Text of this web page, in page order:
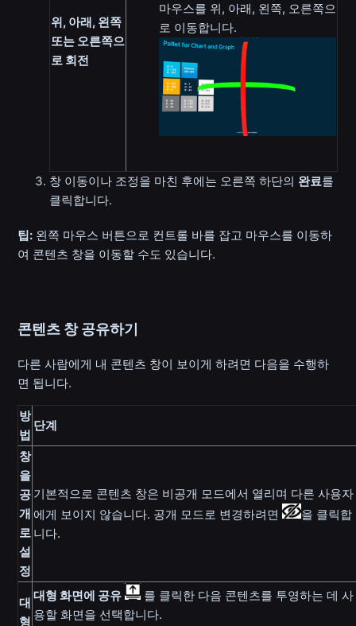
위, 아래, 왼쪽
또는 오른쪽으
로 회전
마우스를 위, 아래, 왼쪽, 오른쪽으
로 이동합니다.
창 이동이나 조정을 마친 후에는 오른쪽 하단의 완료를
클릭합니다.
팁: 왼쪽 마우스 버튼으로 컨트롤 바를 잡고 마우스를 이동하
여 콘텐츠 창을 이동할 수도 있습니다.
콘텐츠 창 공유하기
다른 사람에게 내 콘텐츠 창이 보이게 하려면 다음을 수행하
면 됩니다.
방
법
단계
창
을
공
개
로
설
정
기본적으로 콘텐츠 창은 비공개 모드에서 열리며 다른 사용자
에게 보이지 않습니다. 공개 모드로 변경하려면
을 클릭합
니다.
대
형
대형 화면에 공유
를 클릭한 다음 콘텐츠를 투영하는 데 사
용할 화면을 선택합니다.